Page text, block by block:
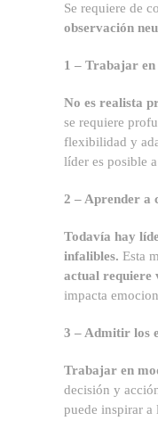
Se requiere de
observación
1 – Trabajar en
No es realista
se requiere
flexibilidad y
líder es posible
2 – Aprender a
Todavía hay
infalibles. Esta
actual requiere
impacta
3 – Admitir los
Trabajar en
decisión y
puede inspirar a